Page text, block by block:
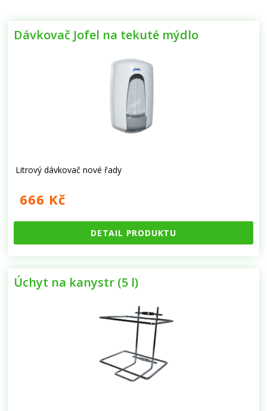
Dávkovač Jofel na tekuté mýdlo
Litrový dávkovač nové řady
666 Kč
DETAIL PRODUKTU
Úchyt na kanystr (5 l)